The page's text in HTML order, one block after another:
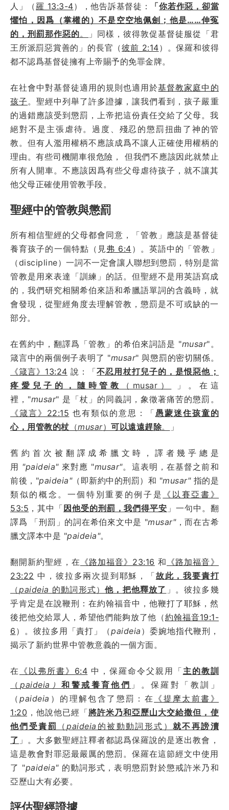
人」（羅 13:3-4），他告訴基督徒： 「你若作惡，卻當
懼怕，因爲（掌權的）不是空空地佩劍；他是……伸冤
的，刑罰那作惡的。
」同樣，彼得敦促基督徒服從「君
王所派罰惡賞善的」的長官（彼前 2:14）。保羅和彼得
都不認爲基督徒擁有上帝賜予的免罪金牌。
在社會中對基督徒適用的規則也適用於基督教家庭中的
孩子 。聖經中列舉了許多證據，讓我們看到，孩子嚴重
的過錯應該受到懲罰，上帝把這份責任交給了父母。我
絕對不是主張虐待。過度、殘忍的懲罰扭曲了神的管
教。但有人濫用權柄不應該成爲不讓人正確使用權柄的
理由。有些司機開車很危險， 但我們不應該因此就禁止
所有人開車。不應該因爲有些父母虐待孩子，就不讓其
他父母正確使用管教手段。
聖經中的管教與懲罰
所有相信聖經的父母都會同意，「管教」應該是基督徒
養育孩子的一個特點（見弗 6:4 ）。英語中的「管教」
（discipline）一詞不一定會讓人聯想到懲罰，特別是當
管教是用來表達「訓練」的話。但聖經不是用英語寫成
的，我們研究相關希伯來語和希臘語單詞的含義時，就
會發現，從聖經角度去理解管教，懲罰是不可或缺的一
部分。
在舊約中，翻譯爲「管教」的希伯來詞語是 "musar"。
箴言中的兩個例子表明了 "musar" 與懲罰的密切關係。
《箴言》13:24 說：「不忍用杖打兒子的，是恨惡他；
疼愛兒子的，隨時管教
（musar）
」。在這
裡，"musar" 是「杖」的同義詞，象徵著痛苦的懲罰。
《箴言》22:15 也有類似的意思：「 愚蒙迷住孩童的
心，用管教的杖 （musar） 可以遠遠趕除。 」
舊約首次被翻譯成希臘文時，譯者幾乎總是
用 "paideia" 來對應 "musar"。這表明，在基督之前和
前後，"paideia"（即新約中的刑罰）和 "musar"指的是
類似的概念。一個特別重要的例子是 《以賽亞書》
53:5 ，其中「因他受的刑罰，我們得平安 」一句中。翻
譯爲 「刑罰」的詞在希伯來文中是 "musar"，而在古希
臘文譯本中是 "paideia"。
翻開新約聖經，在 《路加福音》23:16 和 《路加福音》
23:22 中，彼拉多兩次提到耶穌，「故此，我要責打
（paideia 的動詞形式）他，把他釋放了 」。彼拉多幾
乎肯定是在說鞭刑：在約翰福音中，他鞭打了耶穌，然
後把他交給眾人，希望他們能夠放了他（約翰福音19:1-
6 ）。彼拉多用「責打」（paideia ）委婉地指代鞭刑，
揭示了新約世界中管教意義的一個方面。
在 《以弗所書》6:4 中，保羅命令父親用「 主的教訓
（paideia）和警戒養育他們 」。保羅對「教訓」
（paideia ）的理解包含了懲罰：在 《提摩太前書》
1:20 ，他說他已經「將許米乃和亞歷山大交給撒但，使
他們受責罰
（paideia 的被動動詞形式） 就不再謗瀆
了 」。大多數聖經註釋者都認爲保羅說的是逐出教會，
這是教會對罪惡最嚴厲的懲罰。保羅在這節經文中使用
了 "paideia" 的動詞形式，表明懲罰對於懲戒許米乃和
亞歷山大有必要。
評估聖經證據